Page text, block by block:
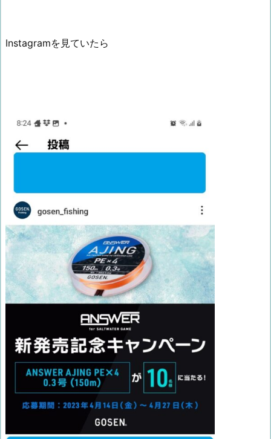
Instagramを見ていたら